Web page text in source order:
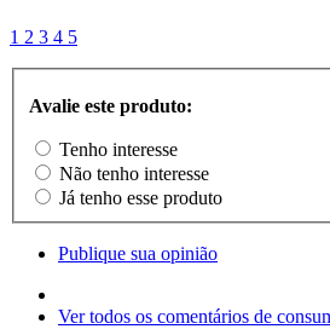
1 2 3 4 5
Avalie este produto:
Tenho interesse
Não tenho interesse
Já tenho esse produto
Publique sua opinião
Ver todos os comentários de